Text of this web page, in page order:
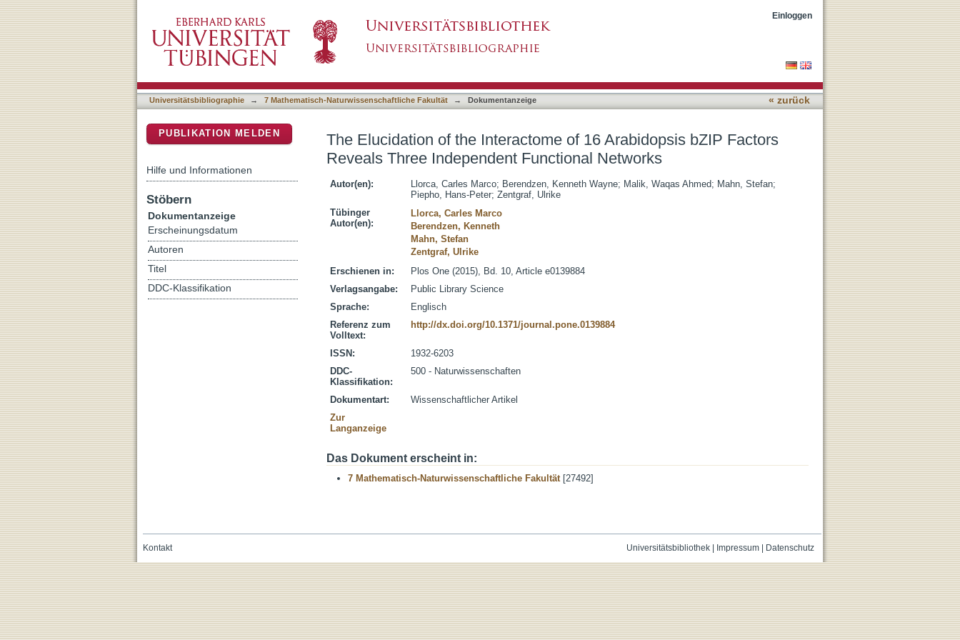
The Elucidation of the Interactome of 16 Arabidopsis bZIP Factors Reveals Three Independent
Functional Networks
Einloggen
Universitätsbibliographie → 7 Mathematisch-Naturwissenschaftliche Fakultät → Dokumentanzeige « zurück
The Elucidation of the Interactome of 16 Arabidopsis bZIP Factors
Reveals Three Independent Functional Networks
Autor(en): Llorca, Carles Marco; Berendzen, Kenneth Wayne; Malik, Waqas Ahmed; Mahn, Stefan;
Piepho, Hans-Peter; Zentgraf, Ulrike
Tübinger
Autor(en):
Llorca, Carles Marco
Berendzen, Kenneth
Mahn, Stefan
Zentgraf, Ulrike
Erschienen in:
Plos One (2015), Bd. 10, Article e0139884
Verlagsangabe:
Public Library Science
Sprache:
Englisch
Referenz zum
Volltext:
http://dx.doi.org/10.1371/journal.pone.0139884
ISSN:
1932-6203
DDC-
Klassifikation:
500 - Naturwissenschaften
Dokumentart:
Wissenschaftlicher Artikel
Zur
Langanzeige
Das Dokument erscheint in:
7 Mathematisch-Naturwissenschaftliche Fakultät[27492]
PUBLIKATION MELDEN
Hilfe und Informationen
Stöbern
Dokumentanzeige
Erscheinungsdatum
Autoren
Titel
DDC-Klassifikation
Universitätsbibliothek| Impressum| Datenschutz
Kontakt